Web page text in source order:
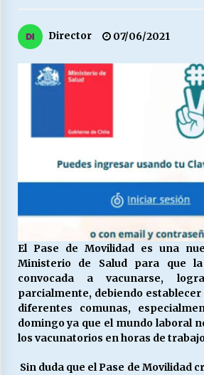
27/07/2026
MUNICIPALIDAD,
Escuela hospitalaria El
¿Qué habrían dicho?
23/06/2026
VOLVER A SER
16/06/2026
MUNICIPALIDADES,
Director 07/06/2021
El Pase de Movilidad es una
Ministerio de Salud para que
convocada a vacunarse,
parcialmente, debiendo
diferentes comunas,
domingo ya que el mundo laboral
los vacunatorios en horas de
Sin duda que el Pase de Movilidad